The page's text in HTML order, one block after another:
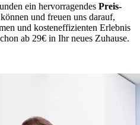
ein hervorragendes Preis-
und freuen uns darauf,
und kosteneffizienten Erlebnis
ab 29€ in Ihr neues Zuhause.